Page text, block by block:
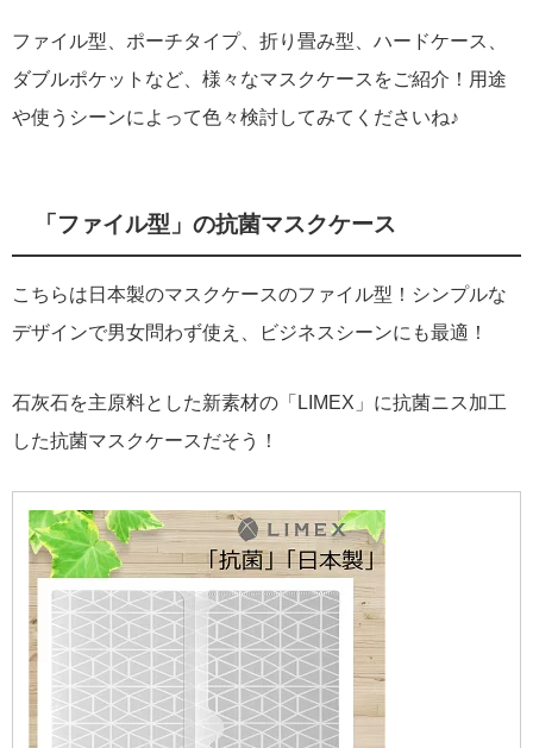
ファイル型、ポーチタイプ、折り畳み型、ハードケース、
ダブルポケットなど、様々なマスクケースをご紹介！用途
や使うシーンによって色々検討してみてくださいね♪
「ファイル型」の抗菌マスクケース
こちらは日本製のマスクケースのファイル型！シンプルな
デザインで男女問わず使え、ビジネスシーンにも最適！
石灰石を主原料とした新素材の「LIMEX」に抗菌ニス加工
した抗菌マスクケースだそう！